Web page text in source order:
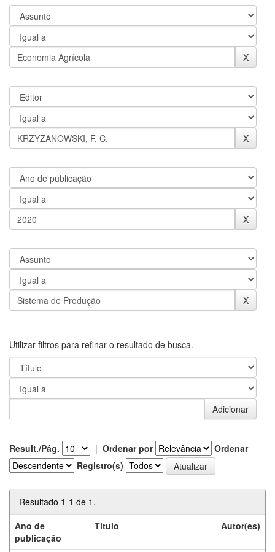
Utilizar filtros para refinar o resultado de busca.
Result./Pág. | Ordenar por
Ordenar
Registro(s)
Resultado 1-1 de 1.
Ano de
publicação
Título Autor(es)